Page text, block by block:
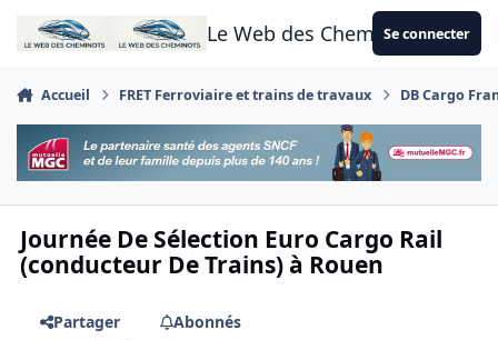
Aller au contenu
Le Web des CheminotsSe connecter
Accueil FRET Ferroviaire et trains de travaux DB Cargo
Journée De Sélection Euro Cargo Rail
(conducteur De Trains) à Rouen
Partager
Abonnés